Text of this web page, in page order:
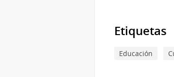
Etiquetas
Educación